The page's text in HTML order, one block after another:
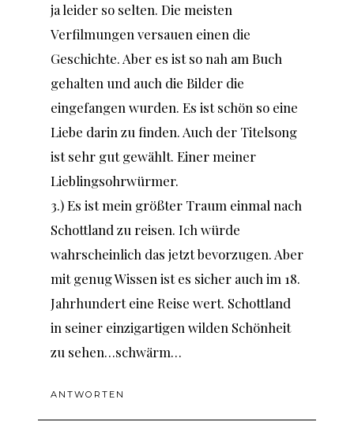
ja leider so selten. Die meisten
Verfilmungen versauen einen die
Geschichte. Aber es ist so nah am Buch
gehalten und auch die Bilder die
eingefangen wurden. Es ist schön so eine
Liebe darin zu finden. Auch der Titelsong
ist sehr gut gewählt. Einer meiner
Lieblingsohrwürmer.
3.) Es ist mein größter Traum einmal nach
Schottland zu reisen. Ich würde
wahrscheinlich das jetzt bevorzugen. Aber
mit genug Wissen ist es sicher auch im 18.
Jahrhundert eine Reise wert. Schottland
in seiner einzigartigen wilden Schönheit
zu sehen…schwärm…
ANTWORTEN